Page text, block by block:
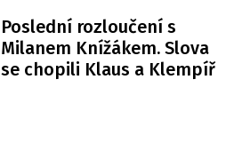
Poslední rozloučení s
Milanem Knížákem. Slova
se chopili Klaus a Klempíř